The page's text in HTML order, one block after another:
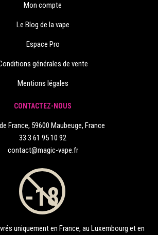
Mon compte
Le Blog de la vape
Espace Pro
générales de vente
Mentions légales
CONTACTEZ-NOUS
France, 59600 Maubeuge, France
33 3 61 95 10 92
contact@magic-vape.fr
uniquement en France, au Luxembourg et en